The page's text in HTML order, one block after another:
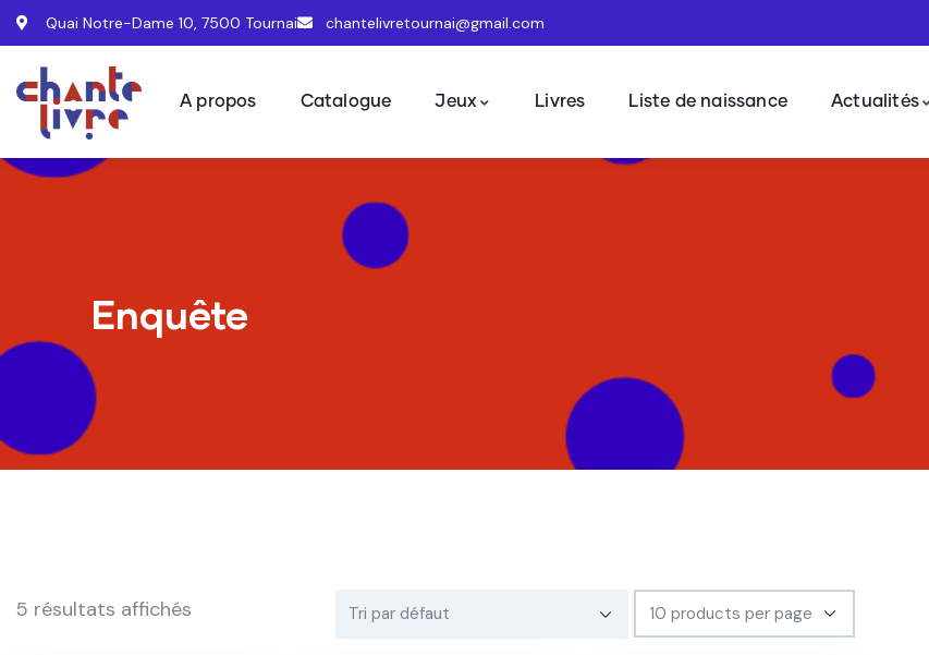
Quai Notre-Dame 10, 7500 Tournai chantelivretournai@gmail.com
A propos Catalogue Jeux Livres Liste de naissance Actualités
Enquête
5 résultats affichés